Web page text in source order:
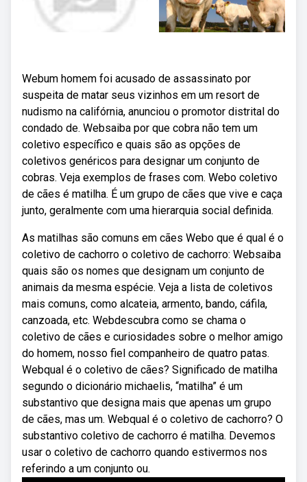
Webum homem foi acusado de assassinato por
suspeita de matar seus vizinhos em um resort de
nudismo na califórnia, anunciou o promotor distrital do
condado de. Websaiba por que cobra não tem um
coletivo específico e quais são as opções de
coletivos genéricos para designar um conjunto de
cobras. Veja exemplos de frases com. Webo coletivo
de cães é matilha. É um grupo de cães que vive e caça
junto, geralmente com uma hierarquia social definida.
As matilhas são comuns em cães Webo que é qual é o
coletivo de cachorro o coletivo de cachorro: Websaiba
quais são os nomes que designam um conjunto de
animais da mesma espécie. Veja a lista de coletivos
mais comuns, como alcateia, armento, bando, cáfila,
canzoada, etc. Webdescubra como se chama o
coletivo de cães e curiosidades sobre o melhor amigo
do homem, nosso fiel companheiro de quatro patas.
Webqual é o coletivo de cães? Significado de matilha
segundo o dicionário michaelis, “matilha” é um
substantivo que designa mais que apenas um grupo
de cães, mas um. Webqual é o coletivo de cachorro? O
substantivo coletivo de cachorro é matilha. Devemos
usar o coletivo de cachorro quando estivermos nos
referindo a um conjunto ou.